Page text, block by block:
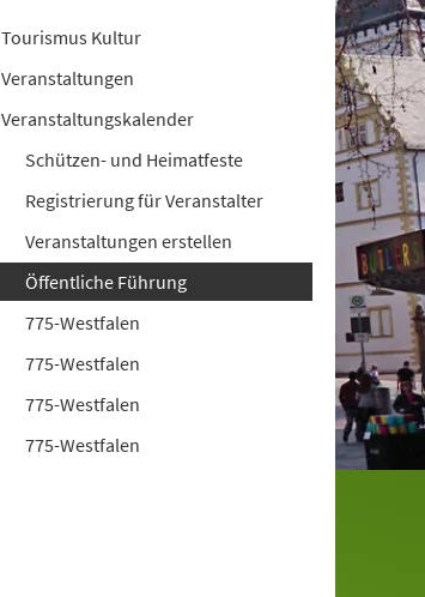
Tourismus Kultur
Veranstaltungen
Veranstaltungskalender
Schützen- und Heimatfeste
Registrierung für Veranstalter
Veranstaltungen erstellen
Öffentliche Führung
775-Westfalen
775-Westfalen
775-Westfalen
775-Westfalen